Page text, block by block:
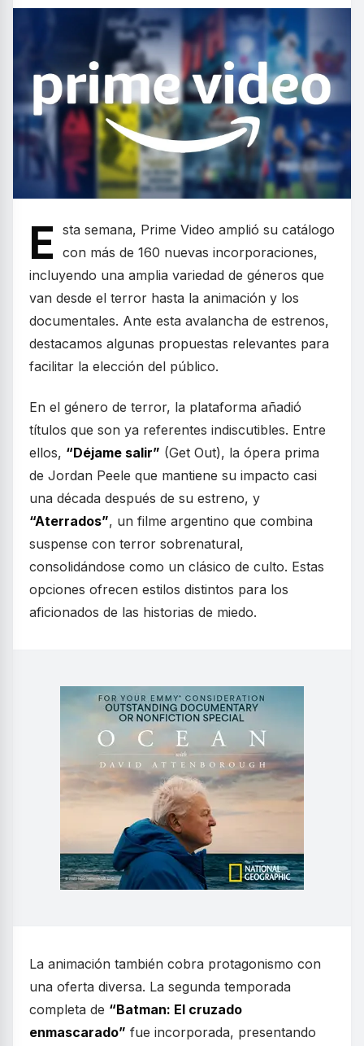
E sta semana, Prime Video amplió su catálogo
con más de 160 nuevas incorporaciones,
incluyendo una amplia variedad de géneros que
van desde el terror hasta la animación y los
documentales. Ante esta avalancha de estrenos,
destacamos algunas propuestas relevantes para
facilitar la elección del público.
En el género de terror, la plataforma añadió
títulos que son ya referentes indiscutibles. Entre
ellos, “Déjame salir” (Get Out), la ópera prima
de Jordan Peele que mantiene su impacto casi
una década después de su estreno, y
“Aterrados”, un filme argentino que combina
suspense con terror sobrenatural,
consolidándose como un clásico de culto. Estas
opciones ofrecen estilos distintos para los
aficionados de las historias de miedo.
La animación también cobra protagonismo con
una oferta diversa. La segunda temporada
completa de “Batman: El cruzado
enmascarado” fue incorporada, presentando